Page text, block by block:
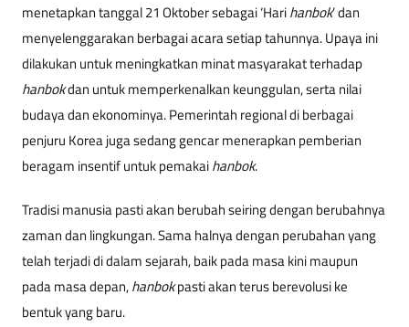
menetapkan tanggal 21 Oktober sebagai ‘Harihanbok’ dan
menyelenggarakan berbagai acara setiap tahunnya. Upaya ini
dilakukan untuk meningkatkan minat masyarakat terhadap
hanbokdan untuk memperkenalkan keunggulan, serta nilai
budaya dan ekonominya. Pemerintah regional di berbagai
penjuru Korea juga sedang gencar menerapkan pemberian
beragam insentif untuk pemakaihanbok.
Tradisi manusia pasti akan berubah seiring dengan berubahnya
zaman dan lingkungan. Sama halnya dengan perubahan yang
telah terjadi di dalam sejarah, baik pada masa kini maupun
pada masa depan,hanbokpasti akan terus berevolusi ke
bentuk yang baru.